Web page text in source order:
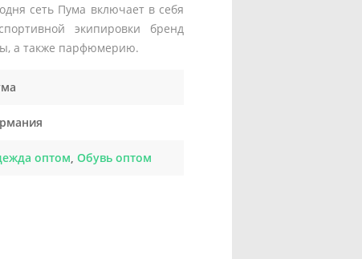
сеть Пума включает в себя
экипировки бренд
а также парфюмерию.
оптом Обувь оптом